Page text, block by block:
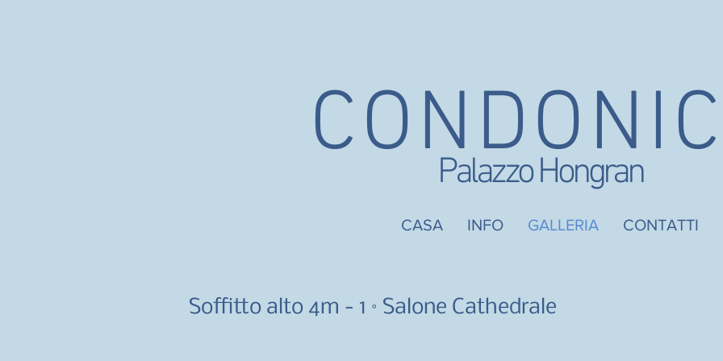
Soffitto alto 4m - 1 ° Salone Cathedrale
CASA INFO GALLERIA CONTATTI
Palazzo Hongran